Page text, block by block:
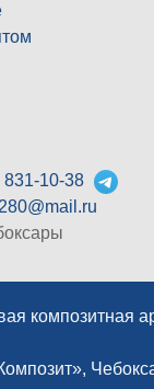
831-10-38
композитная